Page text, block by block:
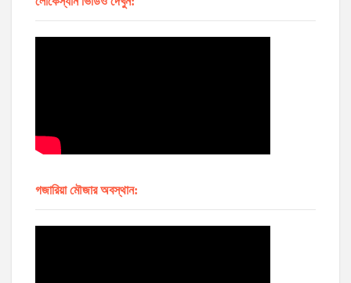
গজারিয়া মৌজার অবস্থান: